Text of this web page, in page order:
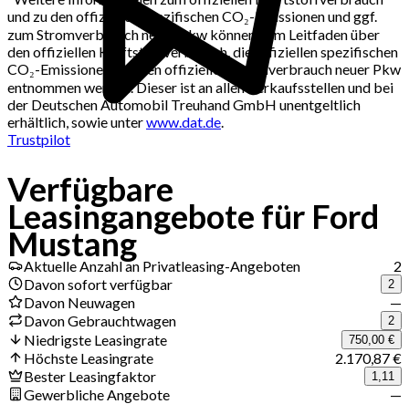
Jetzt Deals erhalten
und zu den offiziellen spezifischen CO₂-Emissionen und ggf.
zum Stromverbrauch neuer Pkw können dem Leitfaden über
den offiziellen Kraftstoffverbrauch, die offiziellen spezifischen
CO₂-Emissionen und den offiziellen Stromverbrauch neuer Pkw
entnommen werden. Dieser ist an allen Verkaufsstellen und bei
der Deutschen Automobil Treuhand GmbH unentgeltlich
erhältlich, sowie unterwww.dat.de
Trustpilot
Verfügbare
Leasingangebote für Ford
Mustang
Aktuelle Anzahl an Privatleasing-Angeboten
2
Davon sofort verfügbar
2
Davon Neuwagen
—
Davon Gebrauchtwagen
2
Niedrigste Leasingrate 750,00 €
Höchste Leasingrate
2.170,87 €
Bester Leasingfaktor
1,11
Gewerbliche Angebote —